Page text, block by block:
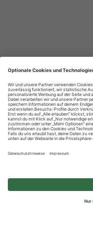
© 2026 REWE